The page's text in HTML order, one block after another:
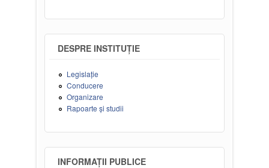
DESPRE INSTITUȚIE
Legislație
Conducere
Organizare
Rapoarte și studii
INFORMAȚII PUBLICE